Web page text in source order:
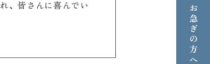
、皆さんに喜んでい
お急ぎの方へ